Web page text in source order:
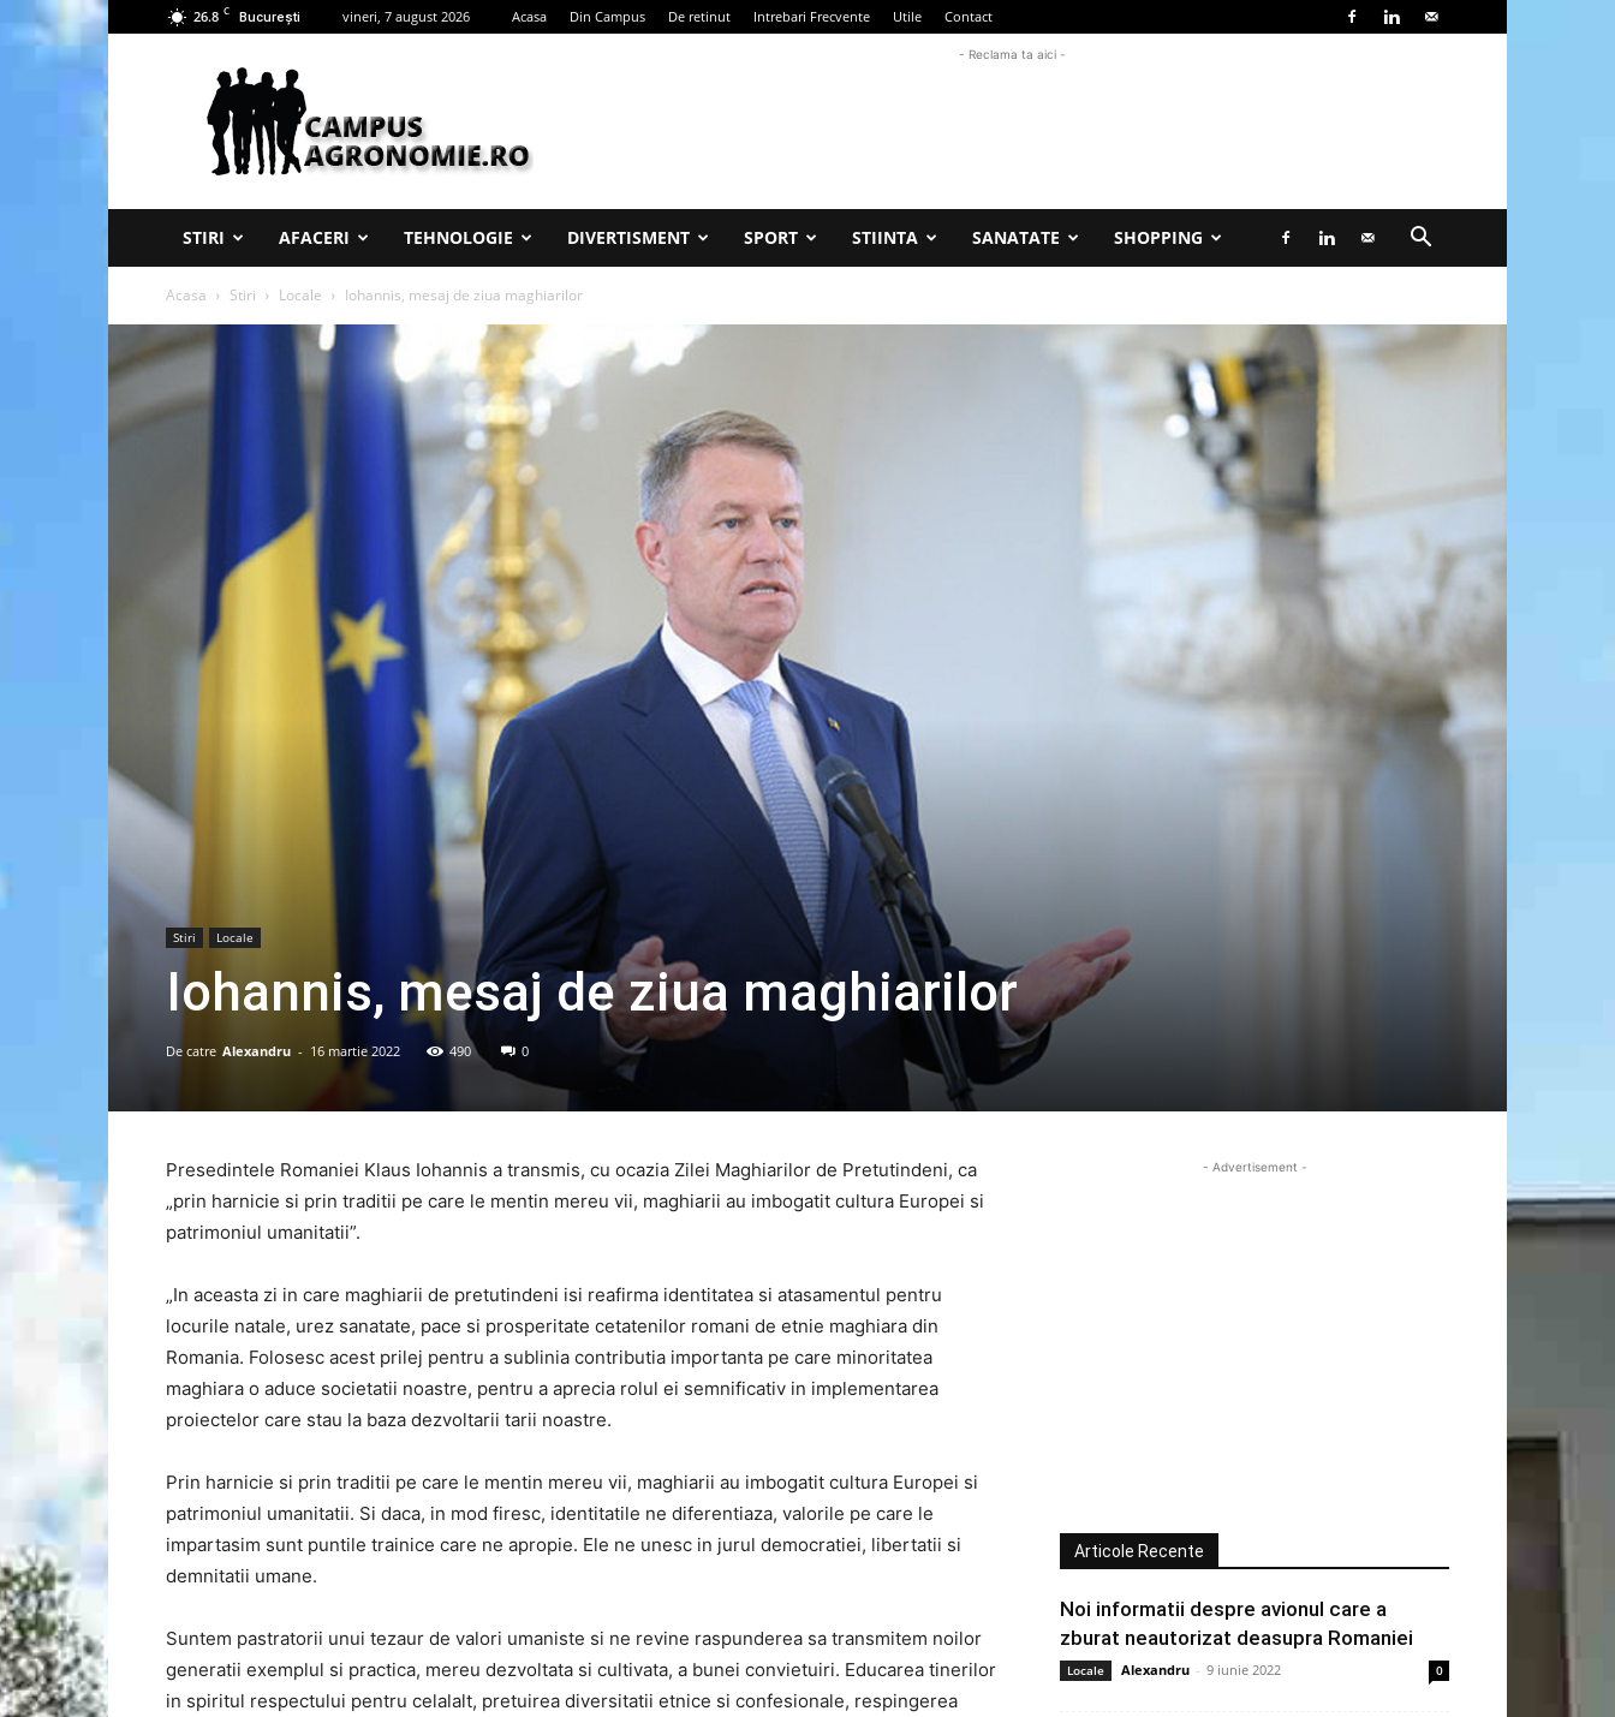
26.8 C București vineri, 7 august 2026 Acasa Din Campus De retinut Intrebari Frecvente Utile Contact
Campus
Agronomie
- Reclama ta aici -
STIRI AFACERI TEHNOLOGIE DIVERTISMENT SPORT STIINTA SANATATE SHOPPING
Acasa Stiri Locale Iohannis, mesaj de ziua maghiarilor
Stiri Locale
Iohannis, mesaj de ziua maghiarilor
De catre Alexandru - 16 martie 2022 490 0
Presedintele Romaniei Klaus Iohannis a transmis, cu ocazia Zilei Maghiarilor de Pretutindeni, ca
„prin harnicie si prin traditii pe care le mentin mereu vii, maghiarii au imbogatit cultura Europei si
patrimoniul umanitatii”.
„In aceasta zi in care maghiarii de pretutindeni isi reafirma identitatea si atasamentul pentru
locurile natale, urez sanatate, pace si prosperitate cetatenilor romani de etnie maghiara din
Romania. Folosesc acest prilej pentru a sublinia contributia importanta pe care minoritatea
maghiara o aduce societatii noastre, pentru a aprecia rolul ei semnificativ in implementarea
proiectelor care stau la baza dezvoltarii tarii noastre.
Prin harnicie si prin traditii pe care le mentin mereu vii, maghiarii au imbogatit cultura Europei si
patrimoniul umanitatii. Si daca, in mod firesc, identitatile ne diferentiaza, valorile pe care le
impartasim sunt puntile trainice care ne apropie. Ele ne unesc in jurul democratiei, libertatii si
demnitatii umane.
Suntem pastratorii unui tezaur de valori umaniste si ne revine raspunderea sa transmitem noilor
generatii exemplul si practica, mereu dezvoltata si cultivata, a bunei convietuiri. Educarea tinerilor
in spiritul respectului pentru celalalt, pretuirea diversitatii etnice si confesionale, respingerea
- Advertisement -
Articole Recente
Noi informatii despre avionul care a
zburat neautorizat deasupra Romaniei
Locale Alexandru - 9 iunie 2022 0